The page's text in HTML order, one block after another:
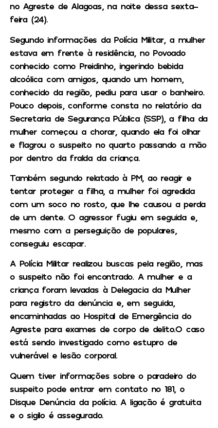
no Agreste de Alagoas, na noite dessa sexta-
feira (24).
Segundo informações da Polícia Militar, a mulher
estava em frente à residência, no Povoado
conhecido como Preidinho, ingerindo bebida
alcoólica com amigos, quando um homem,
conhecido da região, pediu para usar o banheiro.
Pouco depois, conforme consta no relatório da
Secretaria de Segurança Pública (SSP), a filha da
mulher começou a chorar, quando ela foi olhar
e flagrou o suspeito no quarto passando a mão
por dentro da fralda da criança.
Também segundo relatado à PM, ao reagir e
tentar proteger a filha, a mulher foi agredida
com um soco no rosto, que lhe causou a perda
de um dente. O agressor fugiu em seguida e,
mesmo com a perseguição de populares,
conseguiu escapar.
A Polícia Militar realizou buscas pela região, mas
o suspeito não foi encontrado. A mulher e a
criança foram levadas à Delegacia da Mulher
para registro da denúncia e, em seguida,
encaminhadas ao Hospital de Emergência do
Agreste para exames de corpo de delito.O caso
está sendo investigado como estupro de
vulnerável e lesão corporal.
Quem tiver informações sobre o paradeiro do
suspeito pode entrar em contato no 181, o
Disque Denúncia da polícia. A ligação é gratuita
e o sigilo é assegurado.